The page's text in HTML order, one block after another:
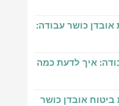
כושר עבודה:
איך לדעת כמה
אובדן כושר